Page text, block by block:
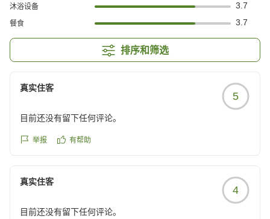
沐浴设备 3.7
餐食 3.7
排序和筛选
真实住客
5
目前还没有留下任何评论。
举报 有帮助
真实住客
4
目前还没有留下任何评论。